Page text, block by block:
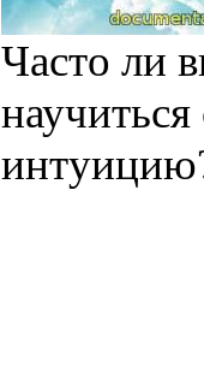
Часто ли